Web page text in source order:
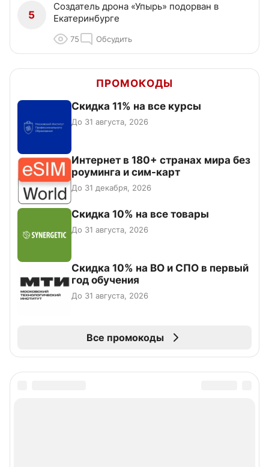
5
Создатель дрона «Упырь» подорван в
Екатеринбурге
75 Обсудить
ПРОМОКОДЫ
Скидка 11% на все курсы
До 31 августа, 2026
Интернет в 180+ странах мира без
роуминга и сим-карт
До 31 декабря, 2026
Скидка 10% на все товары
До 31 августа, 2026
Скидка 10% на ВО и СПО в первый
год обучения
До 31 августа, 2026
Все промокоды